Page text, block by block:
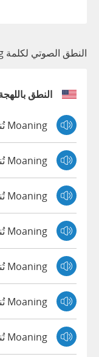
النطق الصوتي لكلمة Moaning
النطق
Moaning تُنطق Ivy
Moaning تُنطق Joanna
Moaning تُنطق Kendra
Moaning تُنطق Kimberly
Moaning تُنطق Salli
Moaning تُنطق Joey
Moaning تُنطق Justin